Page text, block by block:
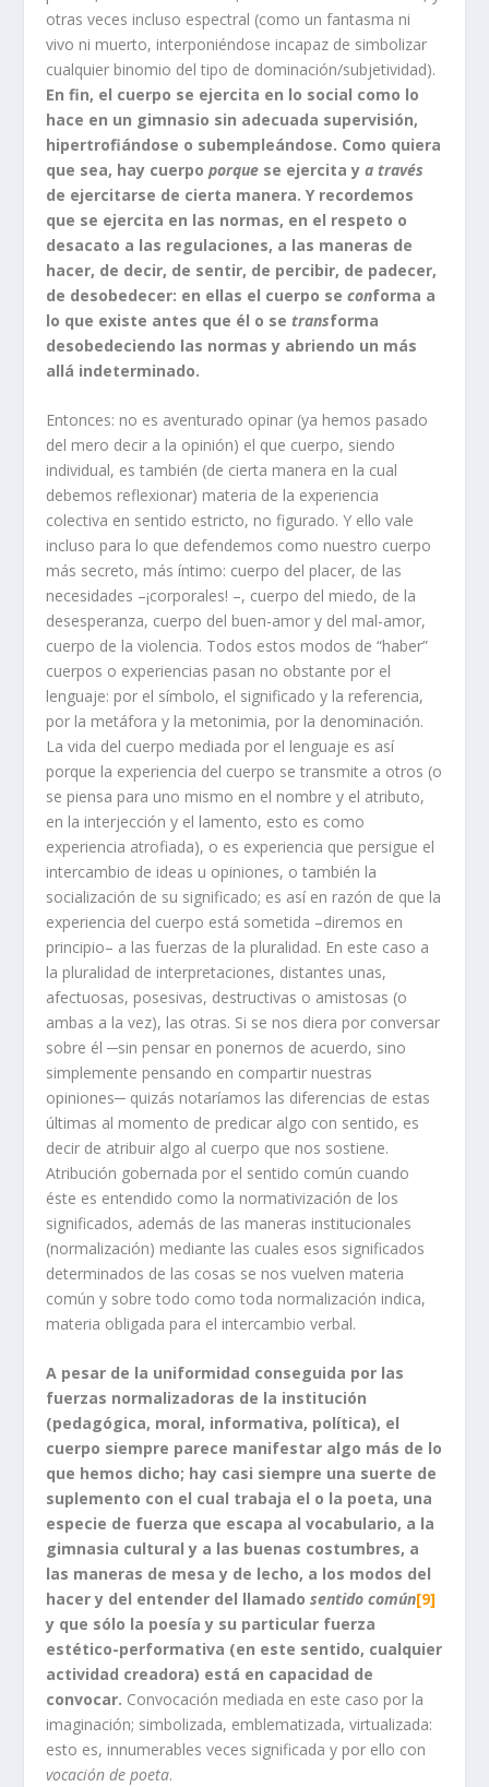
otras veces incluso espectral (como un fantasma ni
vivo ni muerto, interponiéndose incapaz de simbolizar
cualquier binomio del tipo de dominación/subjetividad).
En fin, el cuerpo se ejercita en lo social como lo
hace en un gimnasio sin adecuada supervisión,
hipertrofiándose o subempleándose. Como quiera
que sea, hay cuerpoporque se ejercita ya través
de ejercitarse de cierta manera. Y recordemos
que se ejercita en las normas, en el respeto o
desacato a las regulaciones, a las maneras de
hacer, de decir, de sentir, de percibir, de padecer,
de desobedecer: en ellas el cuerpo seconforma a
lo que existe antes que él o setransforma
desobedeciendo las normas y abriendo un más
allá indeterminado.
Entonces: no es aventurado opinar (ya hemos pasado
del mero decir a la opinión) el que cuerpo, siendo
individual, es también (de cierta manera en la cual
debemos reflexionar) materia de la experiencia
colectiva en sentido estricto, no figurado. Y ello vale
incluso para lo que defendemos como nuestro cuerpo
más secreto, más íntimo: cuerpo del placer, de las
necesidades –¡corporales! –, cuerpo del miedo, de la
desesperanza, cuerpo del buen-amor y del mal-amor,
cuerpo de la violencia. Todos estos modos de “haber”
cuerpos o experiencias pasan no obstante por el
lenguaje: por el símbolo, el significado y la referencia,
por la metáfora y la metonimia, por la denominación.
La vida del cuerpo mediada por el lenguaje es así
porque la experiencia del cuerpo se transmite a otros (o
se piensa para uno mismo en el nombre y el atributo,
en la interjección y el lamento, esto es como
experiencia atrofiada), o es experiencia que persigue el
intercambio de ideas u opiniones, o también la
socialización de su significado; es así en razón de que la
experiencia del cuerpo está sometida –diremos en
principio– a las fuerzas de la pluralidad. En este caso a
la pluralidad de interpretaciones, distantes unas,
afectuosas, posesivas, destructivas o amistosas (o
ambas a la vez), las otras. Si se nos diera por conversar
sobre él ─sin pensar en ponernos de acuerdo, sino
simplemente pensando en compartir nuestras
opiniones─ quizás notaríamos las diferencias de estas
últimas al momento de predicar algo con sentido, es
decir de atribuir algo al cuerpo que nos sostiene.
Atribución gobernada por el sentido común cuando
éste es entendido como la normativización de los
significados, además de las maneras institucionales
(normalización) mediante las cuales esos significados
determinados de las cosas se nos vuelven materia
común y sobre todo como toda normalización indica,
materia obligada para el intercambio verbal.
A pesar de la uniformidad conseguida por las
fuerzas normalizadoras de la institución
(pedagógica, moral, informativa, política), el
cuerpo siempre parece manifestar algo más de lo
que hemos dicho; hay casi siempre una suerte de
suplemento con el cual trabaja el o la poeta, una
especie de fuerza que escapa al vocabulario, a la
gimnasia cultural y a las buenas costumbres, a
las maneras de mesa y de lecho, a los modos del
hacer y del entender del llamadosentido común[9]
y que sólo la poesía y su particular fuerza
estético-performativa (en este sentido, cualquier
actividad creadora) está en capacidad de
convocar. Convocación mediada en este caso por la
imaginación; simbolizada, emblematizada, virtualizada:
esto es, innumerables veces significada y por ello con
vocación de poeta.